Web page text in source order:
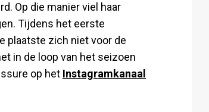
Op die manier viel haar
Tijdens het eerste
plaatste zich niet voor de
in de loop van het seizoen
op het Instagramkanaal